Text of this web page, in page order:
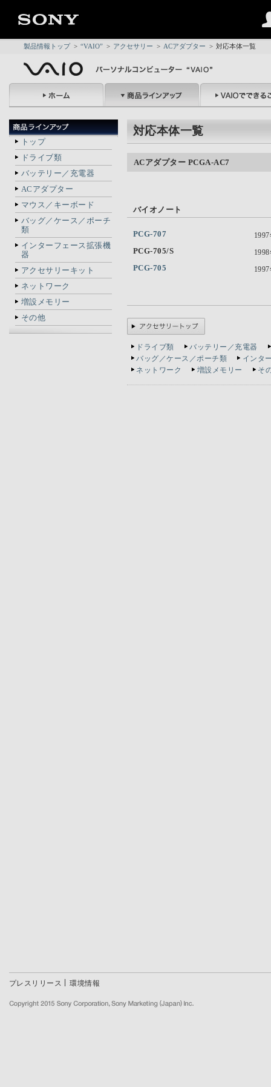
製品情報トップ > “VAIO” > アクセサリー > ACアダプター > 対応本体一覧
トップ
ドライブ類
バッテリー／充電器
ACアダプター
マウス／キーボード
バッグ／ケース／ポーチ
類
インターフェース拡張機
器
アクセサリーキット
ネットワーク
増設メモリー
その他
対応本体一覧
ACアダプター PCGA-AC7
バイオノート
PCG-707
PCG-705/S
PCG-705
ドライブ類 バッテリー／充電器
バッグ／ケース／ポーチ類
インタ
ネットワーク
増設メモリー そ
プレスリリース 環境情報